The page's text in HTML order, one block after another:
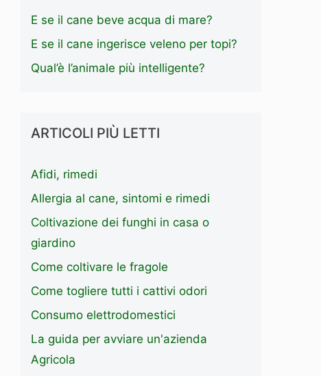
E se il cane beve acqua di mare?
E se il cane ingerisce veleno per topi?
Qual’è l’animale più intelligente?
ARTICOLI PIÙ LETTI
Afidi, rimedi
Allergia al cane, sintomi e rimedi
Coltivazione dei funghi in casa o
giardino
Come coltivare le fragole
Come togliere tutti i cattivi odori
Consumo elettrodomestici
La guida per avviare un'azienda
Agricola